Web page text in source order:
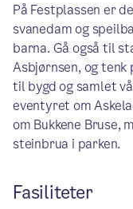
På Festplassen er
svanedam og
barna. Gå også til
Asbjørnsen, og tenk
til bygd og samlet
eventyret om
om Bukkene Bruse,
steinbrua i parken.
Fasiliteter